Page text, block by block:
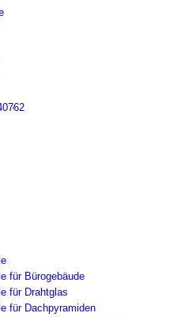
für Bürogebäude
für Drahtglas
für Dachpyramiden